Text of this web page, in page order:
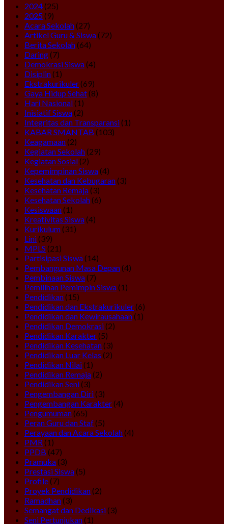
2024(25)
2025(9)
Acara Sekolah(27)
Artikel Guru & Siswa(72)
Berita Sekolah(64)
Daring(7)
Demokrasi Siswa(4)
Disiplin(1)
Ekstrakurikuler(69)
Gaya Hidup Sehat(8)
Hari Nasional(1)
Inisiatif Siswa(2)
Integritas dan Transparansi(1)
KABAR SMANTAB (103)
Keagamaan(2)
Kegiatan Sekolah(29)
Kegiatan Sosial(2)
Kepemimpinan Siswa(4)
Kesehatan dan Kebugaran(3)
Kesehatan Remaja(3)
Kesehatan Sekolah(6)
Kesiswaan(1)
Kreativitas Siswa(4)
Kurikulum(31)
Lini(39)
MPLS (21)
Partisipasi Siswa(14)
Pembangunan Masa Depan(4)
Pembinaan Siswa(7)
Pemilihan Pemimpin Siswa(1)
Pendidikan(15)
Pendidikan dan Ekstrakurikuler(6)
Pendidikan dan Kewirausahaan(1)
Pendidikan Demokrasi(2)
Pendidikan Karakter(5)
Pendidikan Kesehatan(3)
Pendidikan Luar Kelas (2)
Pendidikan Nilai(1)
Pendidikan Remaja(2)
Pendidikan Seni(3)
Pengembangan Diri(3)
Pengembangan Karakter(4)
Pengumuman(65)
Peran Guru dan Staf(5)
Perayaan dan Acara Sekolah(4)
PMR (1)
PPDB (47)
Pramuka(3)
Prestasi Siswa(5)
Profile(7)
Proyek Pendidikan(2)
Ramadhan(3)
Semangat dan Dedikasi(3)
Seni Pertunjukan(1)